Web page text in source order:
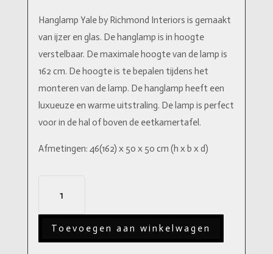
Hanglamp Yale by Richmond Interiors is gemaakt
van ijzer en glas. De hanglamp is in hoogte
verstelbaar. De maximale hoogte van de lamp is
162 cm. De hoogte is te bepalen tijdens het
monteren van de lamp. De hanglamp heeft een
luxueuze en warme uitstraling. De lamp is perfect
voor in de hal of boven de eetkamertafel.
Afmetingen: 46(162) x 50 x 50 cm (h x b x d)
aantal
Toevoegen aan winkelwagen